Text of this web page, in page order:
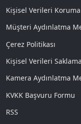
Kişisel Verileri
Müşteri Aydınlatma
Çerez Politikası
Kişisel Verileri
Kamera Aydınlatma
KVKK Başvuru Formu
RSS